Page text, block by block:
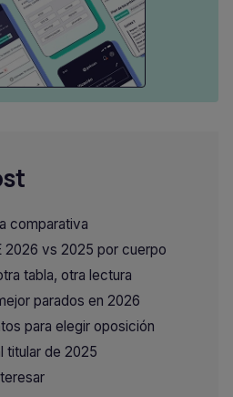
comparativa
2026 vs 2025 por cuerpo
tabla, otra lectura
parados en 2026
para elegir oposición
titular de 2025